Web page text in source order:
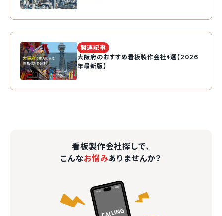
関連記事
大阪府のおすすめ看板製作会社4選【2026
年最新版】
看板製作会社探しで、
こんなお悩みありませんか？